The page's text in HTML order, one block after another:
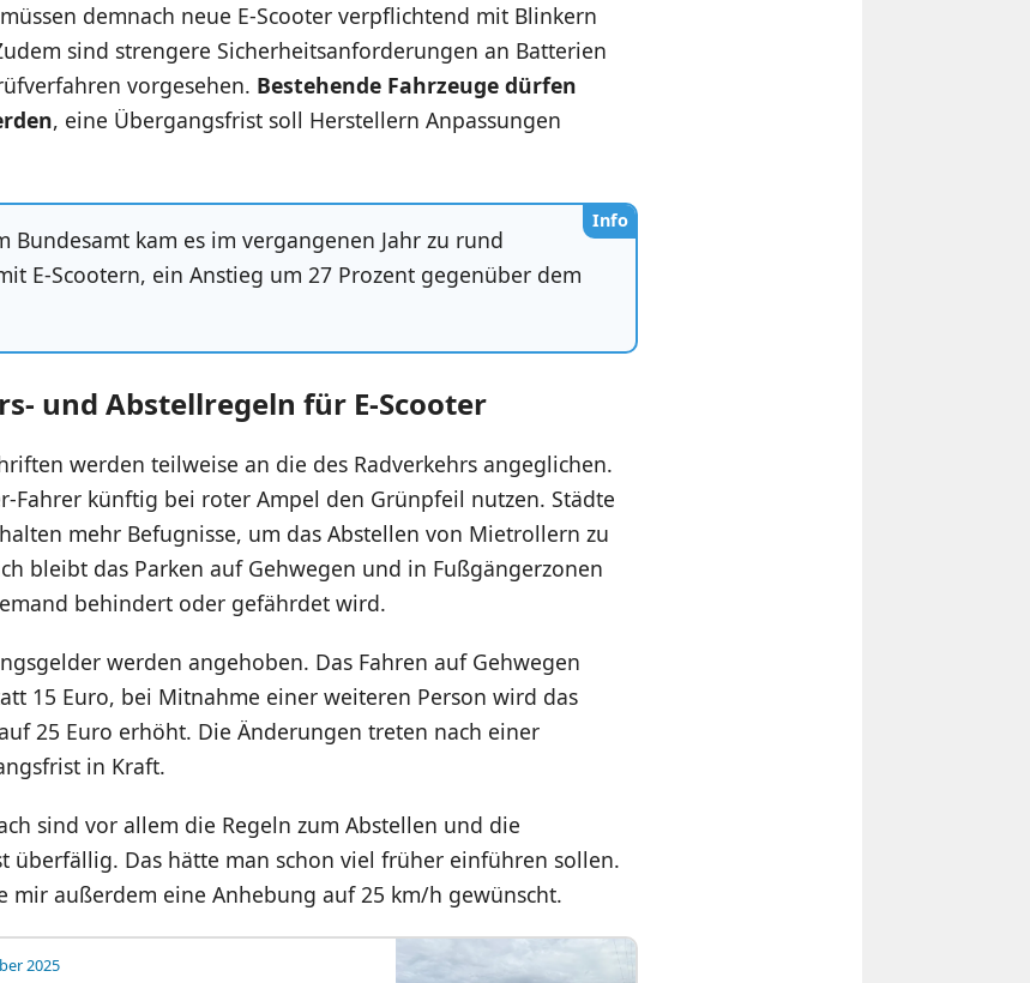
demnach neue E-Scooter verpflichtend mit Blinkern
sind strengere Sicherheitsanforderungen an Batterien
vorgesehen. Bestehende Fahrzeuge dürfen
, eine Übergangsfrist soll Herstellern Anpassungen
Info
Bundesamt kam es im vergangenen Jahr zu rund
E-Scootern, ein Anstieg um 27 Prozent gegenüber dem
und Abstellregeln für E-Scooter
werden teilweise an die des Radverkehrs angeglichen.
Fahrer künftig bei roter Ampel den Grünpfeil nutzen. Städte
mehr Befugnisse, um das Abstellen von Mietrollern zu
bleibt das Parken auf Gehwegen und in Fußgängerzonen
behindert oder gefährdet wird.
werden angehoben. Das Fahren auf Gehwegen
15 Euro, bei Mitnahme einer weiteren Person wird das
25 Euro erhöht. Die Änderungen treten nach einer
in Kraft.
sind vor allem die Regeln zum Abstellen und die
überfällig. Das hätte man schon viel früher einführen sollen.
mir außerdem eine Anhebung auf 25 km/h gewünscht.
2025